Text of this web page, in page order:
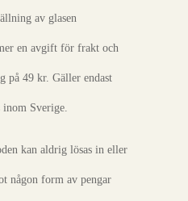
av glasen
en avgift för frakt och
på 49 kr. Gäller endast
inom Sverige.
kan aldrig lösas in eller
någon form av pengar